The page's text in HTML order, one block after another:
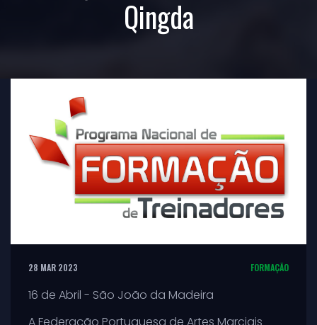
Qingda
28 MAR 2023 FORMAÇÃO
16 de Abril - São João da Madeira
A Federação Portuguesa de Artes Marciais